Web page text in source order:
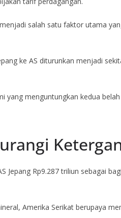
salah satu faktor utama
ke AS diturunkan menjadi
yang menguntungkan kedua belah
Jepang Rp9.287 triliun sebagai
Amerika Serikat berupaya